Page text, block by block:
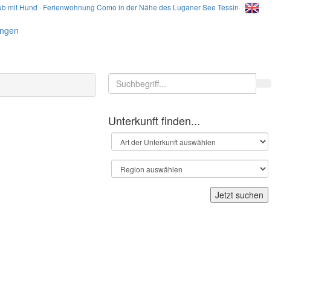
mit Hund · Ferienwohnung Como in der Nähe des Luganer See Tessin·
Unterkunft finden...
Jetzt suchen